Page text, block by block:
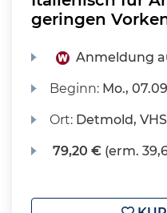
geringen
Anmeldung
Beginn: Mo.,
Ort: Detmold,
79,20 € (erm.